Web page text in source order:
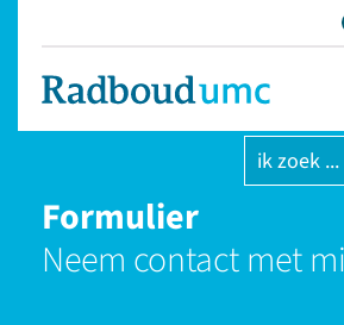
ik zoek ...
Formulier
Neem contact met